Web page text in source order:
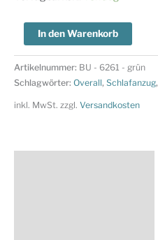
Burda
Style
Schnittmuster
Nr.
6261
-
In den Warenkorb
Artikelnummer: BU - 6261 - grün
Schlagwörter: Overall, Schlafanzug,
inkl. MwSt. zzgl. Versandkosten